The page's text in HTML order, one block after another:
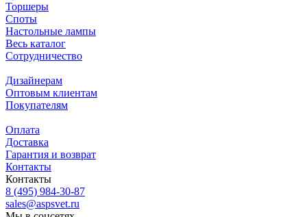
Торшеры
Споты
Настольные лампы
Весь каталог
Сотрудничество
Дизайнерам
Оптовым клиентам
Покупателям
Оплата
Доставка
Гарантия и возврат
Контакты
Контакты
8 (495) 984-30-87
sales@aspsvet.ru